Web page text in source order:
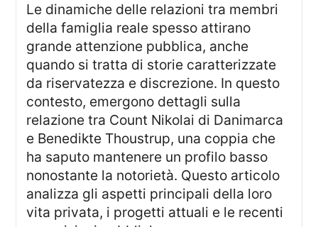
Le dinamiche delle relazioni tra membri
della famiglia reale spesso attirano
grande attenzione pubblica, anche
quando si tratta di storie caratterizzate
da riservatezza e discrezione. In questo
contesto, emergono dettagli sulla
relazione tra Count Nikolai di Danimarca
e Benedikte Thoustrup, una coppia che
ha saputo mantenere un profilo basso
nonostante la notorietà. Questo articolo
analizza gli aspetti principali della loro
vita privata, i progetti attuali e le recenti